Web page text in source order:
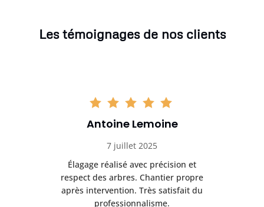
Les témoignages de nos clients
Antoine Lemoine
7 juillet 2025
Élagage réalisé avec précision et
respect des arbres. Chantier propre
après intervention. Très satisfait du
professionnalisme.